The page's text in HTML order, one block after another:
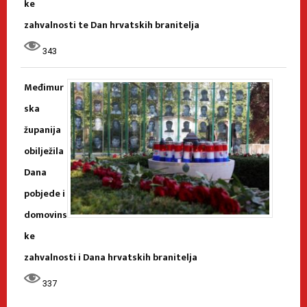
ke
zahvalnosti te Dan hrvatskih branitelja
343
Međimur
ska
županija
obilježila
Dana
pobjede i
domovins
ke
zahvalnosti i Dana hrvatskih branitelja
337